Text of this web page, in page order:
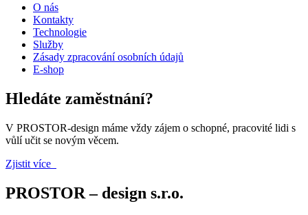
O nás
Kontakty
Technologie
Služby
Zásady zpracování osobních údajů
E-shop
Hledáte zaměstnání?
V PROSTOR-design máme vždy zájem o schopné, pracovité lidi s
vůlí učit se novým věcem.
Zjistit více
PROSTOR – design s.r.o.